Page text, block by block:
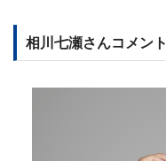
相川七瀬さんコメント